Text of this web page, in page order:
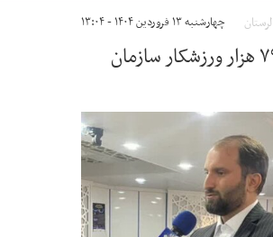
لرستان چهارشنبه ۱۳ فروردین ۱۴۰۴ - ۱۳:۰۴
فعالیت بیش از ۷۹ هزار ورزشکار سازمان